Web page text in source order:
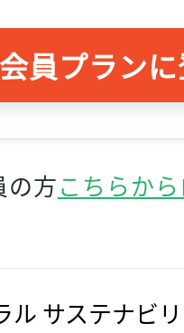
員プラン
の方こちらか
ル サステナビ